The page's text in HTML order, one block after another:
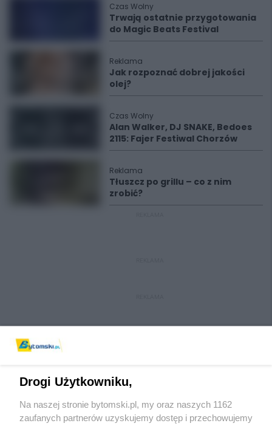
Czas Wolny
Trwają ostatnie przygotowania
do Magic Beats Festival
Reklama
Jak rozpoznać dobrej jakości
olej?
Czas Wolny
Alan Walker, DJ SNAKE, Bedoes
2115: Fajer Festiwal Chorzów
Reklama
Tłuszcz po grillu – co z nim
zrobić?
Wydawca mediów lokalnych
Drogi Użytkowniku,
Na naszej stronie bytomski.pl, my oraz naszych 1162
zaufanych partnerów uzyskujemy dostęp i przechowujemy